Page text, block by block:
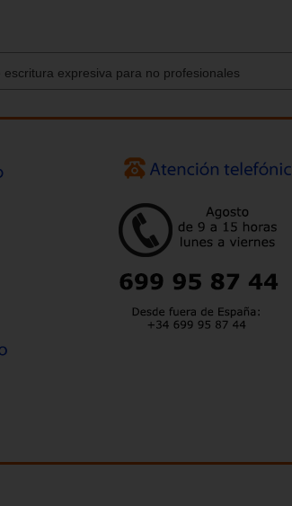
expresiva para no profesionales